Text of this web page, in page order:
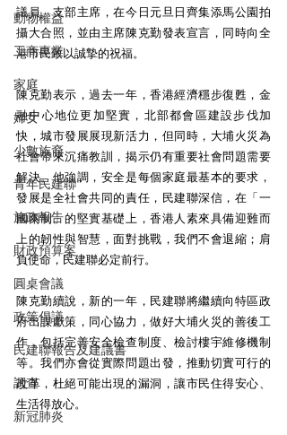
動物權益
工商專業
家庭
婦女
少數族裔
青年民建聯
施政報告
財政預算案
圓桌會議
政策倡議
民建聯報告及建議書
調查
新冠肺炎
議員、支部主席，在今日元旦日齊集添馬公園拍
攝大合照，並由主席陳克勤發表宣言，同時向全
港市民致以誠摯的祝福。
陳克勤表示，過去一年，香港經濟穩步復甦，金
融中心地位更加堅實，北部都會區建設步伐加
快，城市發展展現新活力，但同時，大埔火災為
社會帶來沉痛教訓，揭示仍有重要社會問題需要
解決。他強調，安全是每個家庭最基本的要求，
發展是全社會共同的責任，民建聯深信，在「一
國兩制」的堅實基礎上，香港人素來具備迎難而
上的韌性與智慧，面對挑戰，我們不會退縮；肩
負使命，民建聯必定前行。
陳克勤續說，新的一年，民建聯將繼續向特區政
府出謀獻策，同心協力，做好大埔火災的善後工
作，包括完善安全檢查制度、檢討樓宇維修機制
等。我們亦會從實際問題出發，推動切實可行的
改革，杜絕可能出現的漏洞，讓市民住得安心、
生活得放心。